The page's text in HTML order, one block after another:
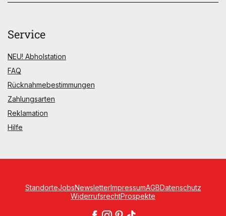
Service
NEU! Abholstation
FAQ
Rücknahmebestimmungen
Zahlungsarten
Reklamation
Hilfe
StandorteJobsNewsletterImpressumAGBDatenschutz
WiderrufsrechtProspekte